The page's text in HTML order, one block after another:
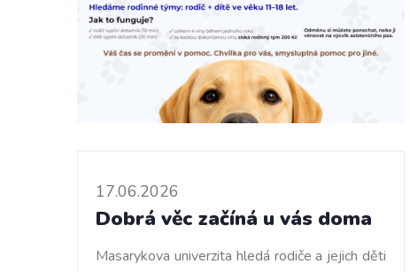
17.06.2026
Dobrá věc začíná u vás doma
Masarykova univerzita hledá rodiče a jejich děti